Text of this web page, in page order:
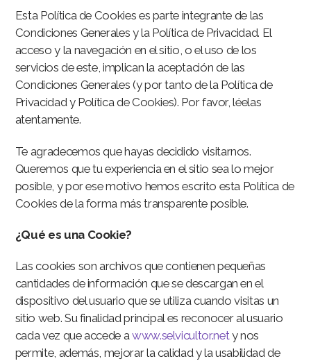
Esta Política de Cookies es parte integrante de las
Condiciones Generales y la Política de Privacidad. El
acceso y la navegación en el sitio, o el uso de los
servicios de este, implican la aceptación de las
Condiciones Generales (y por tanto de la Política de
Privacidad y Política de Cookies). Por favor, léelas
atentamente.
Te agradecemos que hayas decidido visitarnos.
Queremos que tu experiencia en el sitio sea lo mejor
posible, y por ese motivo hemos escrito esta Política de
Cookies de la forma más transparente posible.
¿Qué es una Cookie?
Las cookies son archivos que contienen pequeñas
cantidades de información que se descargan en el
dispositivo del usuario que se utiliza cuando visitas un
sitio web. Su finalidad principal es reconocer al usuario
cada vez que accede awww.selvicultor.nety nos
permite, además, mejorar la calidad y la usabilidad de